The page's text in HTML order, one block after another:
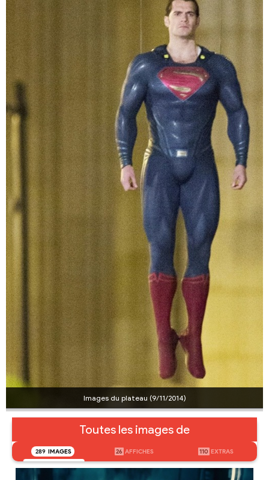
Images du plateau (9/11/2014)
Toutes les images de
289 IMAGES 26 AFFICHES 110 EXTRAS